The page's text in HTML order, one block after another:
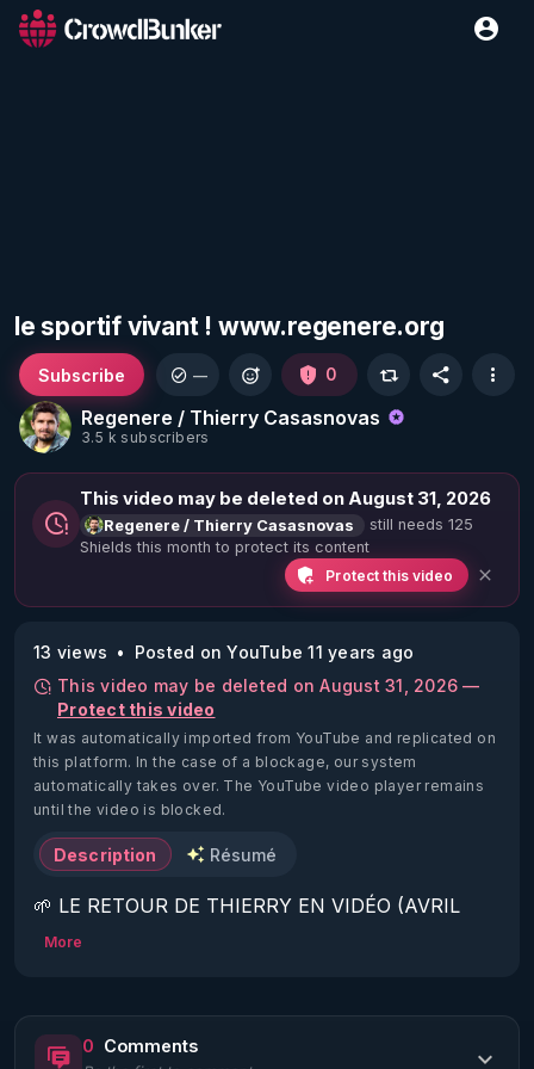
le sportif vivant ! www.regenere.org
Regenere / Thierry Casasnovas
3.5 k subscribers
Subscribe — 0
This video may be deleted on August 31, 2026
Regenere / Thierry Casasnovas
still needs 125
Shields this month to protect its content
Protect this video
13 views
Posted on YouTube 11 years ago
This video may be deleted on August 31, 2026 —
Protect this video
It was automatically imported from YouTube and replicated on
this platform. In the case of a blockage, our system
automatically takes over. The YouTube video player remains
until the video is blocked.
Description Résumé
🌱 LE RETOUR DE THIERRY EN VIDÉO (AVRIL
2022)!
https://www.rgnr.fr/presentation.html
More
0 Comments